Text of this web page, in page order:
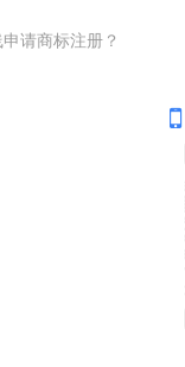
请商标注册？